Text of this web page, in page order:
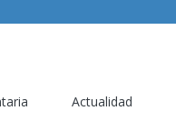
Actualidad